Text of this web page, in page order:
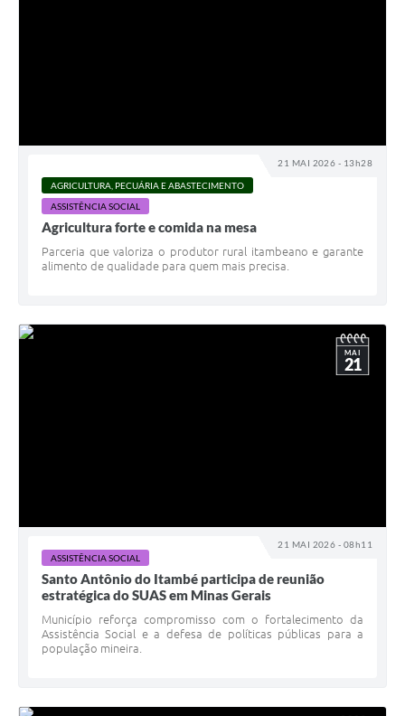
21 MAI 2026 - 13h28
AGRICULTURA, PECUÁRIA E ABASTECIMENTO
ASSISTÊNCIA SOCIAL
Agricultura forte e comida na mesa
Parceria que valoriza o produtor rural itambeano e garante
alimento de qualidade para quem mais precisa.
21 MAI 2026 - 08h11
MAI
21
ASSISTÊNCIA SOCIAL
Santo Antônio do Itambé participa de reunião
estratégica do SUAS em Minas Gerais
Município reforça compromisso com o fortalecimento da
Assistência Social e a defesa de políticas públicas para a
população mineira.